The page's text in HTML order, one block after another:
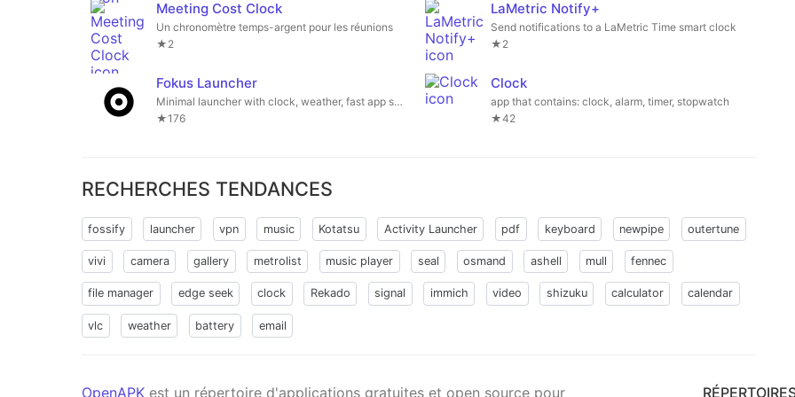
Meeting Cost Clock
Un chronomètre temps-argent pour les réunions
★2
LaMetric Notify+
Send notifications to a LaMetric Time smart clock
★2
Fokus Launcher
Minimal launcher with clock, weather, fast app search, and gesture navigation.
★176
Clock
app that contains: clock, alarm, timer, stopwatch
★42
RECHERCHES TENDANCES
fossify launcher vpn music Kotatsu Activity Launcher pdf keyboard newpipe outertune
vivi camera gallery metrolist music player seal osmand ashell mull fennec
file manager edge seek clock Rekado signal immich video shizuku calculator calendar
vlc weather battery email
OpenAPK est un répertoire d'applications gratuites et open source pour